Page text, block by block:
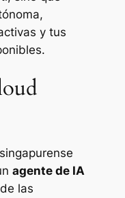
y tus
agente de IA
las